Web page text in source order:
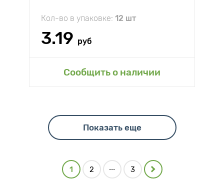
Кол-во в упаковке: 12 шт
3.19 руб
Сообщить о наличии
Показать еще
1 2 ... 3